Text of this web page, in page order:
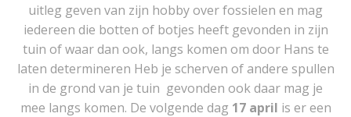
uitleg geven van zijn hobby over fossielen en mag
iedereen die botten of botjes heeft gevonden in zijn
tuin of waar dan ook, langs komen om door Hans te
laten determineren Heb je scherven of andere spullen
in de grond van je tuin gevonden ook daar mag je
mee langs komen. De volgende dag 17 april is er een